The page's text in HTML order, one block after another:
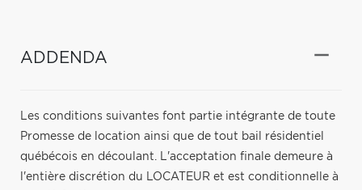
ADDENDA
Les conditions suivantes font partie intégrante de toute
Promesse de location ainsi que de tout bail résidentiel
québécois en découlant. L'acceptation finale demeure à
l'entière discrétion du LOCATEUR et est conditionnelle à